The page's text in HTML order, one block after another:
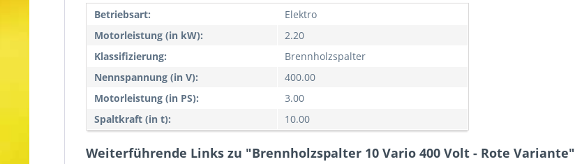
Betriebsart:
Elektro
Motorleistung (in kW):
2.20
Klassifizierung:
Brennholzspalter
Nennspannung (in V):
400.00
Motorleistung (in PS):
3.00
Spaltkraft (in t):
10.00
Weiterführende Links zu "Brennholzspalter 10 Vario 400 Volt - Rote Variante"